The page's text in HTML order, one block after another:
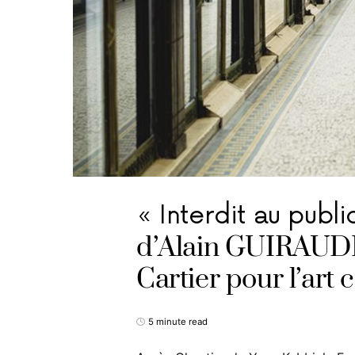
« Interdit au
d’Alain
Cartier pour l’art
5 minute read